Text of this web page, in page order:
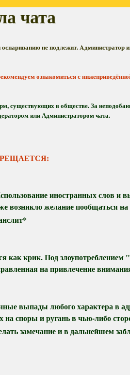
чата
не подлежит. Aдминистратор
ознакомиться с
существующих в обществе. За
или Администратором чата.
иностранных слов и
желание пообщаться
как крик. Под
на привлечение
выпады любого характера в
споры и ругань в чью-либо
замечание и в дальнейшем